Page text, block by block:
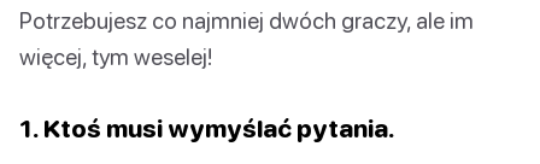
Potrzebujesz co najmniej dwóch graczy, ale im
więcej, tym weselej!
1. Ktoś musi wymyślać pytania.